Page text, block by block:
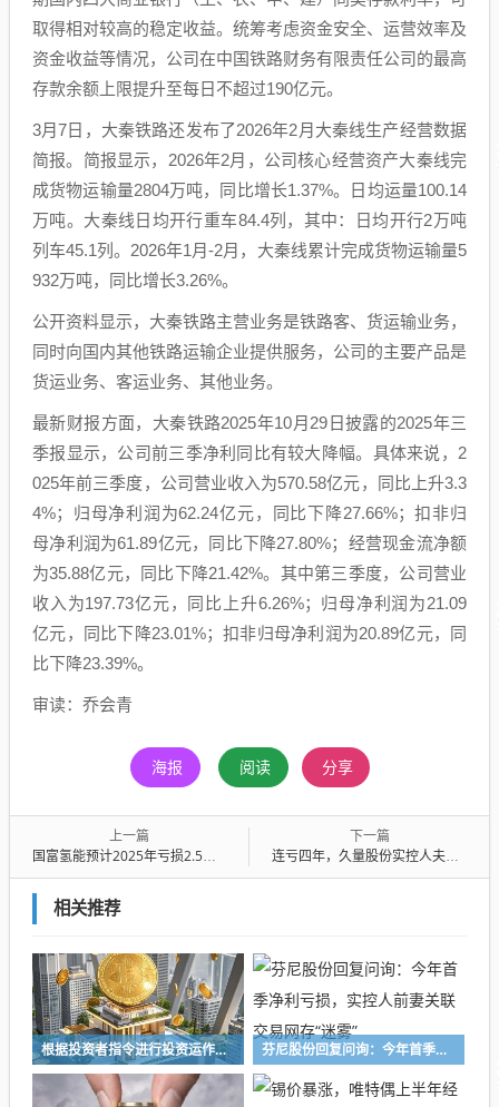
取得相对较高的稳定收益。统筹考虑资金安全、运营效率及
资金收益等情况，公司在中国铁路财务有限责任公司的最高
存款余额上限提升至每日不超过190亿元。
3月7日，大秦铁路还发布了2026年2月大秦线生产经营数据
简报。简报显示，2026年2月，公司核心经营资产大秦线完
成货物运输量2804万吨，同比增长1.37%。日均运量100.14
万吨。大秦线日均开行重车84.4列，其中：日均开行2万吨
列车45.1列。2026年1月-2月，大秦线累计完成货物运输量5
932万吨，同比增长3.26%。
公开资料显示，大秦铁路主营业务是铁路客、货运输业务，
同时向国内其他铁路运输企业提供服务，公司的主要产品是
货运业务、客运业务、其他业务。
最新财报方面，大秦铁路2025年10月29日披露的2025年三
季报显示，公司前三季净利同比有较大降幅。具体来说，2
025年前三季度，公司营业收入为570.58亿元，同比上升3.3
4%；归母净利润为62.24亿元，同比下降27.66%；扣非归
母净利润为61.89亿元，同比下降27.80%；经营现金流净额
为35.88亿元，同比下降21.42%。其中第三季度，公司营业
收入为197.73亿元，同比上升6.26%；归母净利润为21.09
亿元，同比下降23.01%；扣非归母净利润为20.89亿元，同
比下降23.39%。
审读：乔会青
海报 阅读 分享
上一篇
国富氢能预计2025年亏损2.5亿元至3.9亿元，较上年亏损增加两到八成
下一篇
连亏四年，久量股份实控人夫妇折价两成转让公司股份，共套现3.34亿元
相关推荐
根据投资者指令进行投资运作！长兴万乘私募及时任副总经理收警示函 芬尼股份回复问询：今年首季净利亏损，实控人前妻关联交易网存“迷雾”